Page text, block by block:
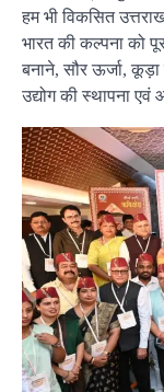
हम भी विकसित
भारत की कल्पना को
बनाने, सौर ऊर्जा,
उद्योग की स्थापना एवं